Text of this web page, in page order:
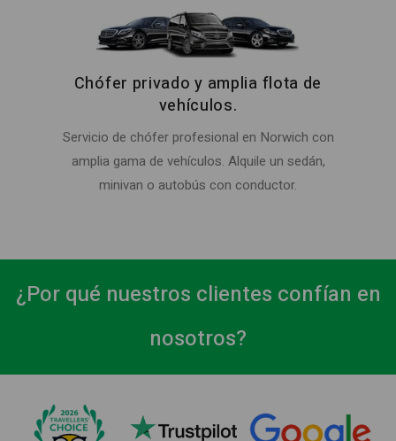
Chófer privado y amplia flota de
vehículos.
Servicio de chófer profesional en Norwich con
amplia gama de vehículos. Alquile un sedán,
minivan o autobús con conductor.
¿Por qué nuestros clientes confían en
nosotros?